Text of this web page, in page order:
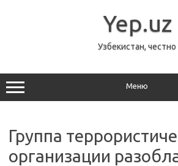
Yep.uz
Узбекистан, честно
Меню
Группа
организации